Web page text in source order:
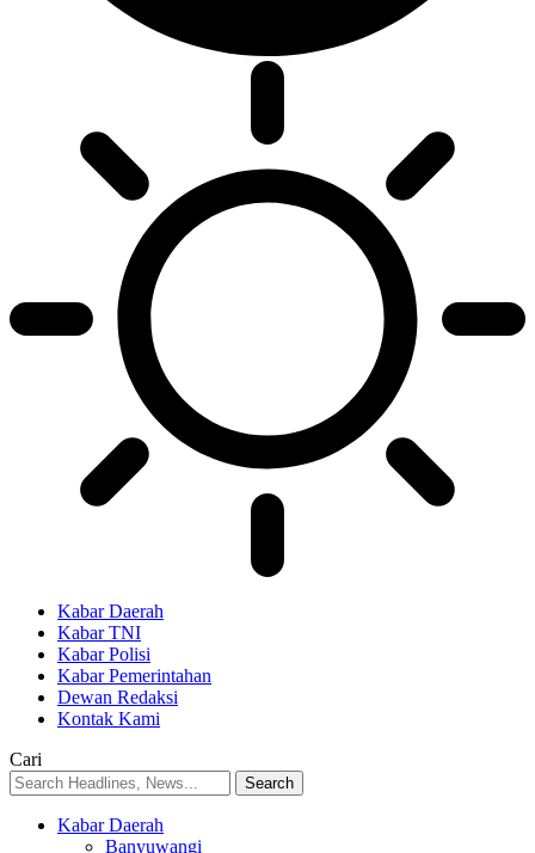
Kabar Daerah
Kabar TNI
Kabar Polisi
Kabar Pemerintahan
Dewan Redaksi
Kontak Kami
Cari
Kabar Daerah
Banyuwangi